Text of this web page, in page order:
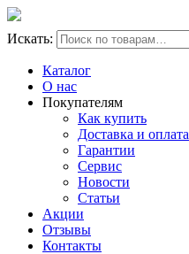
Искать:
Каталог
О нас
Покупателям
Как купить
Доставка и оплата
Гарантии
Сервис
Новости
Статьи
Акции
Отзывы
Контакты